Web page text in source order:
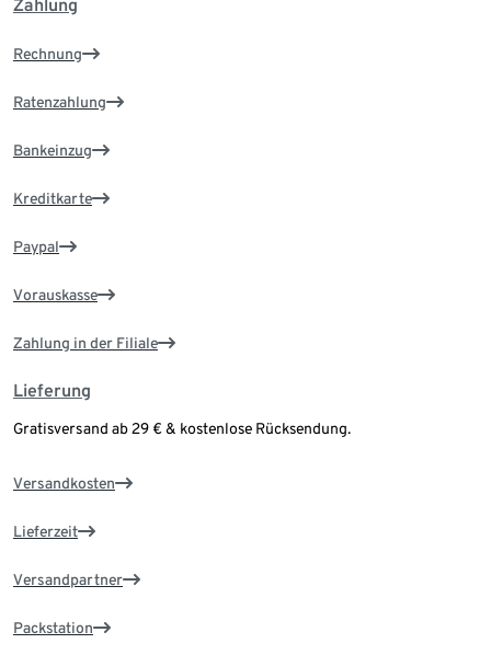
Zahlung
Rechnung
Ratenzahlung
Bankeinzug
Kreditkarte
Paypal
Vorauskasse
Zahlung in der Filiale
Lieferung
Gratisversand ab 29 € & kostenlose Rücksendung.
Versandkosten
Lieferzeit
Versandpartner
Packstation